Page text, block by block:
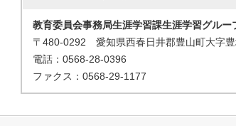
教育委員会事務局生涯学習課生涯学習グルー
〒480-0292 愛知県西春日井郡豊山町大字
電話：0568-28-0396
ファクス：0568-29-1177